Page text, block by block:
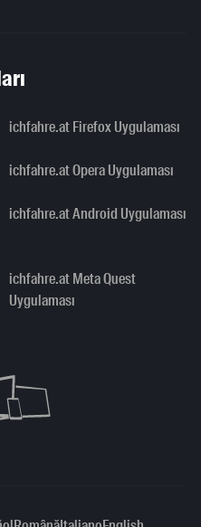
ichfahre.at Firefox Uygulaması
ichfahre.at Opera Uygulaması
ichfahre.at Android Uygulaması
ichfahre.at Meta Quest
Uygulaması